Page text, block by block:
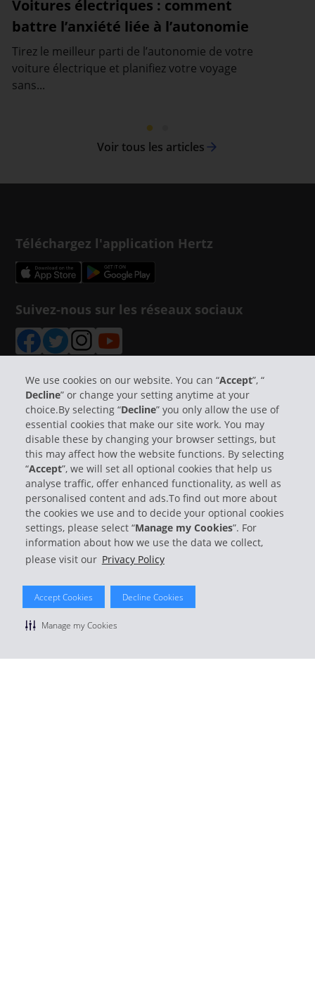
We use cookies on our website. You can “Accept”, “
Decline” or change your setting anytime at your
choice.By selecting “Decline” you only allow the use of
essential cookies that make our site work. You may
disable these by changing your browser settings, but
this may affect how the website functions. By selecting
“Accept”, we will set all optional cookies that help us
analyse traffic, offer enhanced functionality, as well as
personalised content and ads.To find out more about
the cookies we use and to decide your optional cookies
settings, please select “Manage my Cookies”. For
information about how we use the data we collect,
please visit our Privacy Policy
Accept Cookies Decline Cookies
Manage my Cookies
Voitures électriques : comment
battre l’anxiété liée à l’autonomie
Tirez le meilleur parti de l’autonomie de votre
voiture électrique et planifiez votre voyage
sans...
Voir tous les articles
Téléchargez l'application Hertz
Suivez-nous sur les réseaux sociaux
Informations sur l'entreprise
Entreprise
Support client
Réserver avec Hertz
Politique de confidentialité | Conditions d'utilisation du site
Conditions de location
Gérer mes cookies